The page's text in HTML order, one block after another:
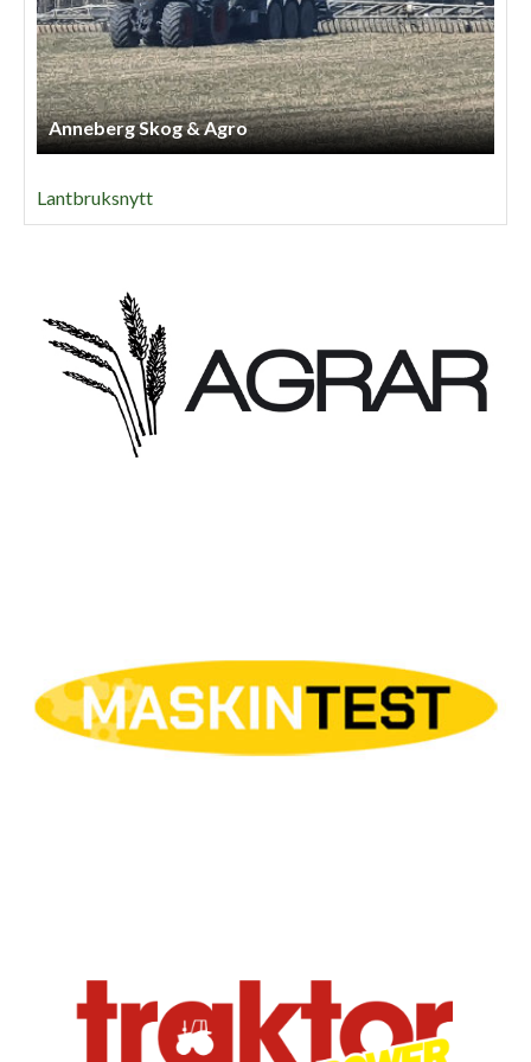
Anneberg Skog & Agro
Lantbruksnytt